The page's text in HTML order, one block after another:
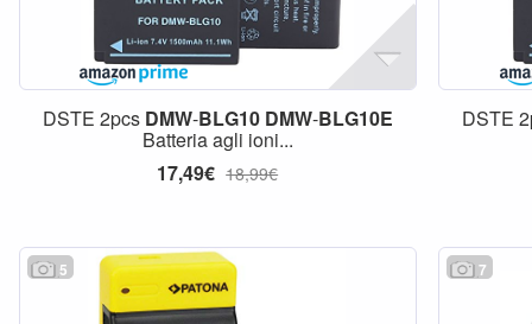
DSTE 2pcs DMW-BLG10 DMW-BLG10E
Batteria agli ioni...
17,49€ 18,99€
DSTE
5 7